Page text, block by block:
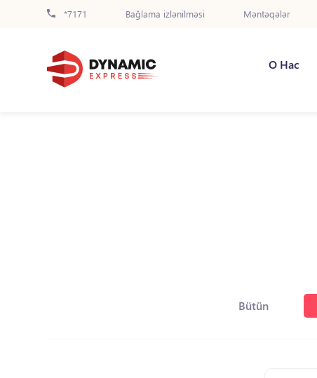
*7171 Bağlama izlənilməsi Məntəqələr
О Нас
Bütün